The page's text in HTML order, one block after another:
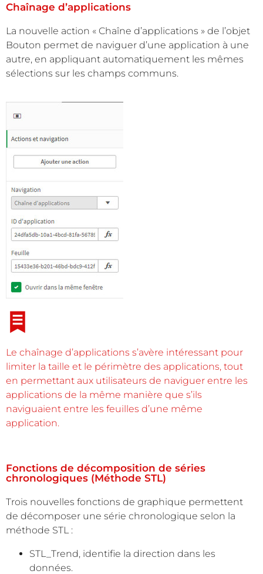
Chaînage d’applications
La nouvelle action « Chaîne d’applications » de l’objet
Bouton permet de naviguer d’une application à une
autre, en appliquant automatiquement les mêmes
sélections sur les champs communs.
Le chaînage d’applications s’avère intéressant pour
limiter la taille et le périmètre des applications, tout
en permettant aux utilisateurs de naviguer entre les
applications de la même manière que s’ils
naviguaient entre les feuilles d’une même
application.
Fonctions de décomposition de séries
chronologiques (Méthode STL)
Trois nouvelles fonctions de graphique permettent
de décomposer une série chronologique selon la
méthode STL :
STL_Trend, identifie la direction dans les
données.